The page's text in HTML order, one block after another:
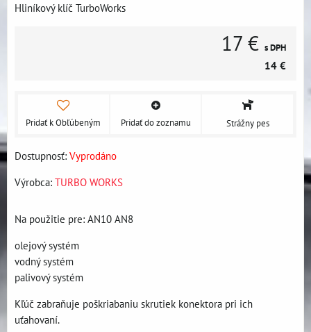
Hliníkový klíč TurboWorks
17 € s DPH
14 €
Pridať k Obľúbeným Pridať do zoznamu Strážny pes
Dostupnosť: Vyprodáno
Výrobca: TURBO WORKS
Na použitie pre: AN10 AN8
olejový systém
vodný systém
palivový systém
Kľúč zabraňuje poškriabaniu skrutiek konektora pri ich
uťahovaní.